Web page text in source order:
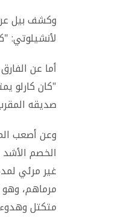
وكشف بيل عن
لأنشيلوتي:
أما عن
"كان كارلو
صديقه
وعن أصعب
الخصم الأشد
مرماهم، وهو
متكتل